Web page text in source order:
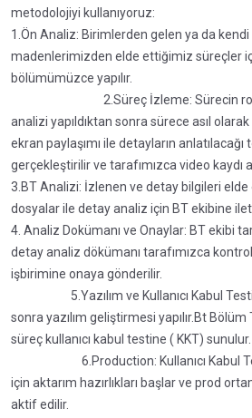
metodolojiyi kullanıyoruz:
1.Ön Analiz: Birimlerden gelen ya da
madenlerimizden elde ettiğimiz süreçler
bölümümüzce
2.Süreç İzleme: Sürecin robot
analizi yapıldıktan sonra sürece asıl
ekran paylaşımı ile detayların
gerçekleştirilir ve tarafımızca video kaydı
3.BT Analizi: İzlenen ve detay bilgileri
dosyalar ile detay analiz için BT
4. Analiz Dokümanı ve Onaylar: BT ekibi
detay analiz dökümanı tarafımızca
işbirimine onaya
5.Yazılım ve Kullanıcı Kabul Testi:
sonra yazılım geliştirmesi yapılır.Bt
süreç kullanıcı kabul
6.Production: Kullanıcı Kabul Testi
için aktarım hazırlıkları başlar ve prod
aktif edilir.